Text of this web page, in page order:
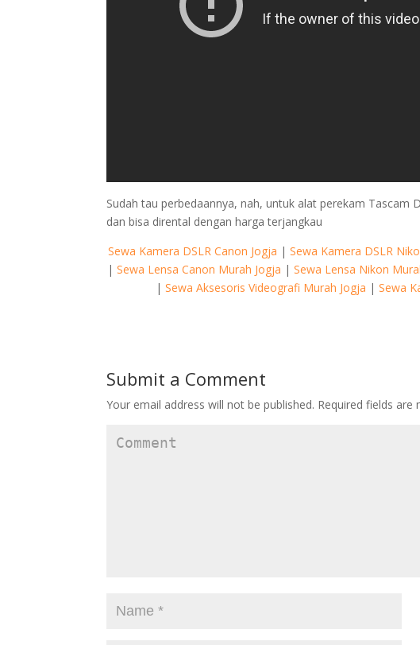
Sudah tau perbedaannya, nah, untuk alat perekam Tascam
dan bisa dirental dengan harga terjangkau
Sewa Kamera DSLR Canon Jogja |Sewa Kamera DSLR
|Sewa Lensa Canon Murah Jogja |Sewa Lensa Nikon
|Sewa Aksesoris Videografi Murah Jogja |Sewa
Submit a Comment
Your email address will not be published. Required fields are